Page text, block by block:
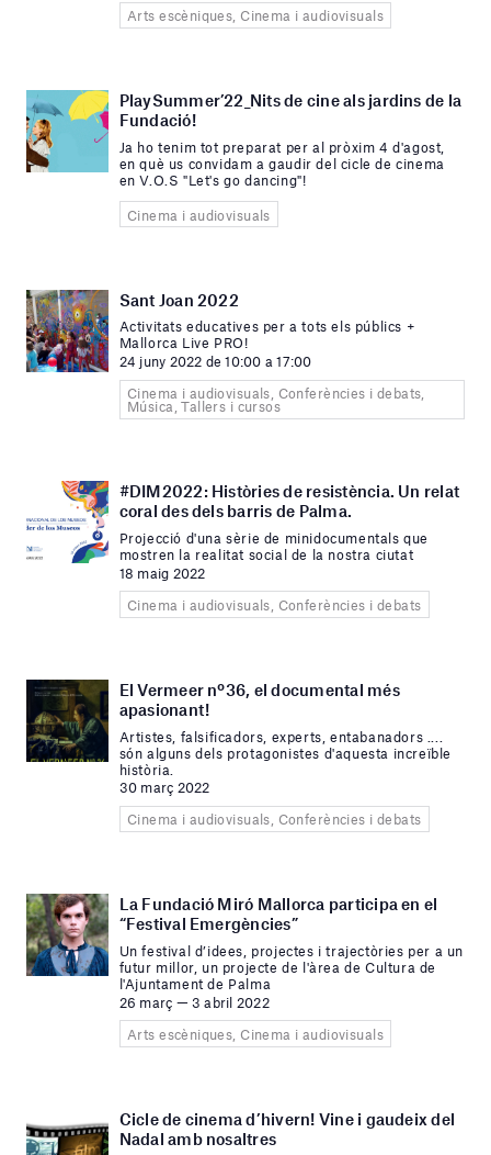
Arts escèniques, Cinema i audiovisuals
PlaySummer’22_Nits de cine als jardins de la
Fundació!
Ja ho tenim tot preparat per al pròxim 4 d'agost,
en què us convidam a gaudir del cicle de cinema
en V.O.S "Let's go dancing"!
Cinema i audiovisuals
Sant Joan 2022
Activitats educatives per a tots els públics +
Mallorca Live PRO!
24 juny 2022 de 10:00 a 17:00
Cinema i audiovisuals, Conferències i debats,
Música, Tallers i cursos
#DIM2022: Històries de resistència. Un relat
coral des dels barris de Palma.
Projecció d'una sèrie de minidocumentals que
mostren la realitat social de la nostra ciutat
18 maig 2022
Cinema i audiovisuals, Conferències i debats
El Vermeer nº36, el documental més
apasionant!
Artistes, falsificadors, experts, entabanadors ....
són alguns dels protagonistes d'aquesta increïble
història.
30 març 2022
Cinema i audiovisuals, Conferències i debats
La Fundació Miró Mallorca participa en el
“Festival Emergències”
Un festival d’idees, projectes i trajectòries per a un
futur millor, un projecte de l'àrea de Cultura de
l'Ajuntament de Palma
26 març — 3 abril 2022
Arts escèniques, Cinema i audiovisuals
Cicle de cinema d’hivern! Vine i gaudeix del
Nadal amb nosaltres